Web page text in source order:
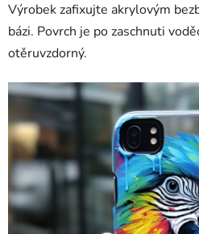
Výrobek zafixujte akrylovým
bázi. Povrch je po zaschnuti
otěruvzdorný.